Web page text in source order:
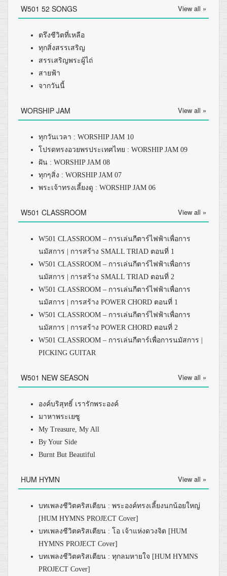
W501 52 SONGS View all »
ตรึงชีวิตที่เหลือ
ทุกสิ่งสรรเสริญ
สรรเสริญพระผู้ไถ่
สายฟ้า
จากวันนี้
WORSHIP JAM View all »
ทุกวันเวลา : WORSHIP JAM 10
โปรดทรงอวยพรประเทศไทย : WORSHIP JAM 09
ฝัน : WORSHIP JAM 08
ทุกๆสิ่ง : WORSHIP JAM 07
พระเจ้าทรงเลี้ยงดู : WORSHIP JAM 06
W501 CLASSROOM View all »
W501 CLASSROOM – การเล่นกีตาร์ไฟฟ้าเพื่อการ
นมัสการ | การสร้าง SMALL TRIAD ตอนที่ 1
W501 CLASSROOM – การเล่นกีตาร์ไฟฟ้าเพื่อการ
นมัสการ | การสร้าง SMALL TRIAD ตอนที่ 2
W501 CLASSROOM – การเล่นกีตาร์ไฟฟ้าเพื่อการ
นมัสการ | การสร้าง POWER CHORD ตอนที่ 1
W501 CLASSROOM – การเล่นกีตาร์ไฟฟ้าเพื่อการ
นมัสการ | การสร้าง POWER CHORD ตอนที่ 2
W501 CLASSROOM – การเล่นกีตาร์เพื่อการนมัสการ |
PICKING GUITAR
W501 NEW SEASON View all »
องค์บริสุทธิ์ เรารักพระองค์
มาหาพระเยซู
My Treasure, My All
By Your Side
Burnt But Beautiful
HUM HYMN View all »
บทเพลงชีวิตคริสเตียน : พระองค์ทรงเลี้ยงนกน้อยใหญ่
[HUM HYMNS PROJECT Cover]
บทเพลงชีวิตคริสเตียน : โอ เจ้าแห่งดวงจิต [HUM
HYMNS PROJECT Cover]
บทเพลงชีวิตคริสเตียน : ทุกลมหายใจ [HUM HYMNS
PROJECT Cover]